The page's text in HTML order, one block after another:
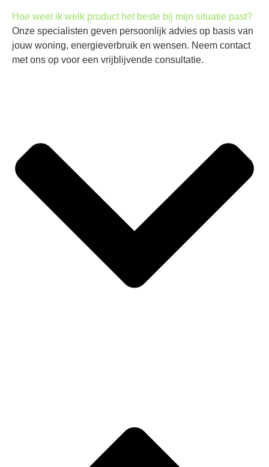
Hoe weet ik welk product het beste bij mijn situatie past?
Onze specialisten geven persoonlijk advies op basis van
jouw woning, energieverbruik en wensen. Neem contact
met ons op voor een vrijblijvende consultatie.